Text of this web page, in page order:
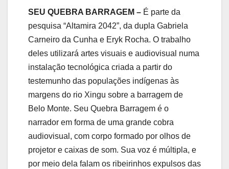
SEU QUEBRA BARRAGEM – É parte da
pesquisa “Altamira 2042”, da dupla Gabriela
Carneiro da Cunha e Eryk Rocha. O trabalho
deles utilizará artes visuais e audiovisual numa
instalação tecnológica criada a partir do
testemunho das populações indígenas às
margens do rio Xingu sobre a barragem de
Belo Monte. Seu Quebra Barragem é o
narrador em forma de uma grande cobra
audiovisual, com corpo formado por olhos de
projetor e caixas de som. Sua voz é múltipla, e
por meio dela falam os ribeirinhos expulsos das